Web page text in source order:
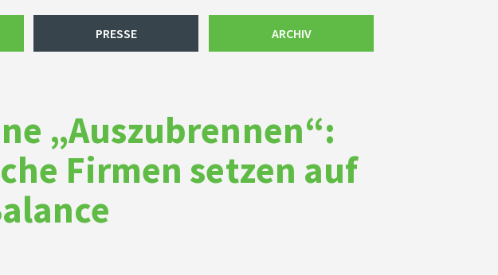
PRESSE ARCHIV
„Auszubrennen“:
Firmen setzen auf